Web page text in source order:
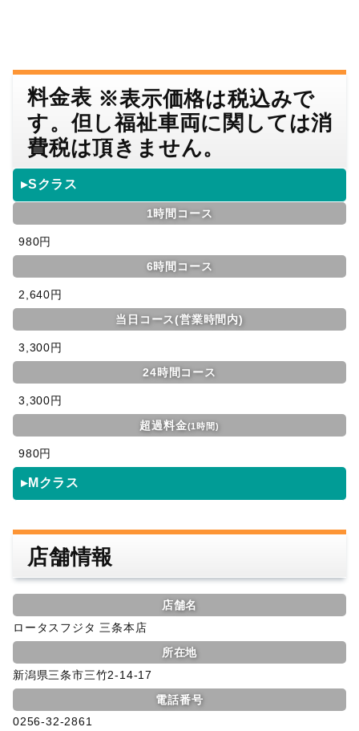
料金表 ※表示価格は税込みで
す。但し福祉車両に関しては消
費税は頂きません。
▸Sクラス
1時間コース
980円
6時間コース
2,640円
当日コース(営業時間内)
3,300円
24時間コース
3,300円
超過料金(1時間)
980円
▸Mクラス
店舗情報
店舗名
ロータスフジタ 三条本店
所在地
新潟県三条市三竹2-14-17
電話番号
0256-32-2861